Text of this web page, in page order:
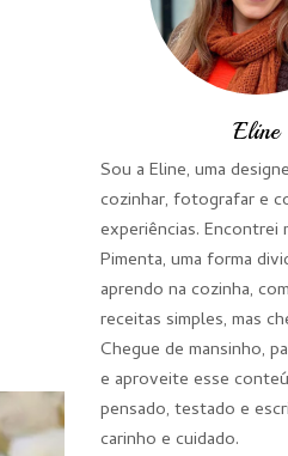
Eline
Sou a Eline, uma
cozinhar, fotografar e
experiências. Encontrei
Pimenta, uma forma
aprendo na cozinha,
receitas simples, mas
Chegue de mansinho,
e aproveite esse
pensado, testado e
carinho e cuidado.